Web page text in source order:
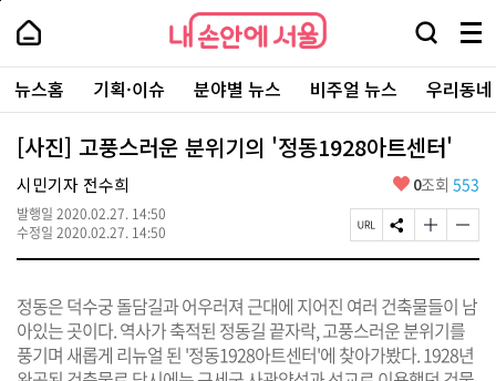
본
로
가
내
손
안
에
서
울
-
서
울
시
대
표
소
포
털
내
손
에
울
검
창
열
기
메
뉴
전
체
보
주
요
서
뉴스홈 기획·이슈 분야별 뉴스 비주얼 뉴스 우리동
[사진] 고풍스러운 분위기의 '정동1928아트센터'
시민기자 전수희
발행일 2020.02.27. 14:50
수정일 2020.02.27. 14:50
좋
요
0조회 553
페
이
R
L
복
사
S
N
유
하
기
글
자
크
게
변
경
글
자
작
게
변
경
정동은 덕수궁 돌담길과 어우러져 근대에 지어진 여러 건축물들이 남
아있는 곳이다. 역사가 축적된 정동길 끝자락, 고풍스러운 분위기를
풍기며 새롭게 리뉴얼 된 '정동1928아트센터'에 찾아가봤다. 1928년
페
상
단
로